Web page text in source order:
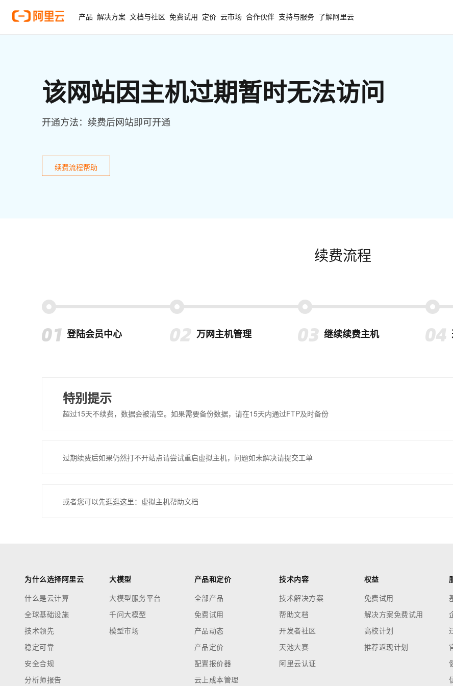
产品 解决方案 文档与社区 免费试用 定价 云市场 合作伙伴 支持与服务 了解阿里云
该网站因主机过期暂时无法访问
开通方法：续费后网站即可开通
续费流程帮助
续费流程
登陆会员中心 万网主机管理 继续续费主机
特别提示
超过15天不续费，数据会被清空。如果需要备份数据，请在15天内通过FTP及时备份
过期续费后如果仍然打不开站点请尝试重启虚拟主机，问题如未解决请提交工单
或者您可以先逛逛这里：虚拟主机帮助文档